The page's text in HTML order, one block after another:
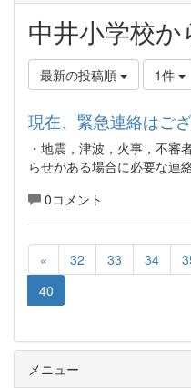
中井小学校か
最新の投稿順 1件
現在、緊急連絡はご
・地震，津波，火事，不審
らせがある場合に必要な連
0コメント
« 32 33 34
40
メニュー